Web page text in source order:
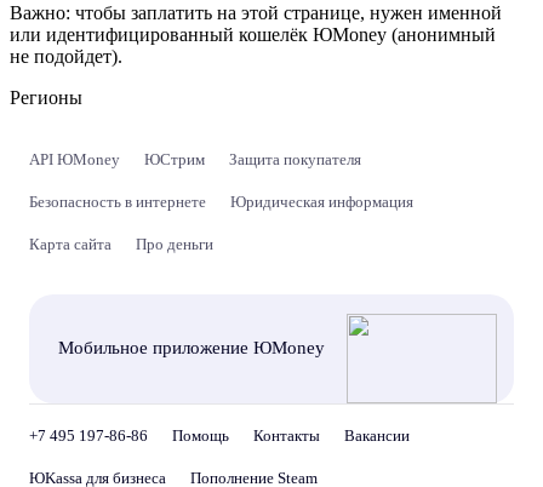
Важно: чтобы заплатить на этой странице, нужен именной
или идентифицированный кошелёк ЮMoney (анонимный
не подойдет).
Регионы
API ЮMoney ЮСтрим Защита покупателя
Безопасность в интернете Юридическая информация
Карта сайта Про деньги
Мобильное приложение ЮMoney
+7 495 197-86-86 Помощь Контакты Вакансии
ЮKassa для бизнеса Пополнение Steam